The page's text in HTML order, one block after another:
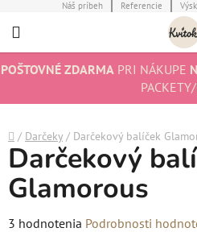
na
Náš príbeh Referencie
POŠTOVNÉ ZDARMAPRI NÁKUPE
Domov
/ Darčeky / Darčekový balíček
Darčekový
Glamorous
Priemerné
3 hodnotenia Podrobnosti